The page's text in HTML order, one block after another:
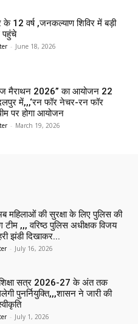
12 वर्ष ,जनकल्याण शिविर में बड़ी
पहुंचे
- June 18, 2026
मैराथन 2026” का आयोजन 22
में,,,‘रन फॉर नेचर-रन फॉर
पर होगा आयोजन
- March 19, 2026
महिलाओं की सुरक्षा के लिए पुलिस की
टीम ,,, वरिष्ठ पुलिस अधीक्षक विजय
झंडी दिखाकर...
- July 16, 2026
सत्र 2026-27 के अंत तक
पुनर्नियुक्ति,,,शासन ने जारी की
- July 1, 2026